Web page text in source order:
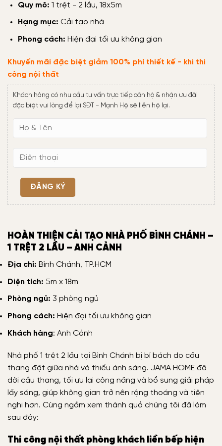
Quy mô: 1 trệt - 2 lầu, 18x5m
Hạng mục: Cải tạo nhà
Phong cách: Hiện đại tối ưu không gian
Khuyến mãi đặc biệt giảm 100% phí thiết kế - khi thi
công nội thất
Khách hàng có nhu cầu tư vấn trực tiếp căn hộ & nhận ưu đãi
đặc biệt vui lòng để lại SĐT - Mạnh Hệ sẽ liên hệ lại.
HOÀN THIỆN CẢI TẠO NHÀ PHỐ BÌNH CHÁNH –
1 TRỆT 2 LẦU – ANH CẢNH
Địa chỉ: Bình Chánh, TP.HCM
Diện tích: 5m x 18m
Phòng ngủ: 3 phòng ngủ
Phong cách: Hiện đại tối ưu không gian
Khách hàng: Anh Cảnh
Nhà phố 1 trệt 2 lầu tại Bình Chánh bị bí bách do cầu
thang đặt giữa nhà và thiếu ánh sáng. JAMA HOME đã
dời cầu thang, tối ưu lại công năng và bổ sung giải pháp
lấy sáng, giúp không gian trở nên rộng thoáng và tiện
nghi hơn. Cùng ngắm xem thành quả chúng tôi đã làm
sau đây:
Thi công nội thất phòng khách liền bếp hiện